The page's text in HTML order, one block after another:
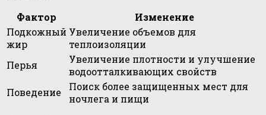
Фактор
Изменение
Подкожный
жир
Увеличение объемов для
теплоизоляции
Перья
Увеличение плотности и улучшение
водоотталкивающих свойств
Поведение
Поиск более защищенных мест для
ночлега и пищи